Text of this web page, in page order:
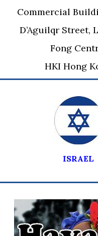
Commercial
D’Aguilqr Street,
Fong
HKI Hong
ISRAEL